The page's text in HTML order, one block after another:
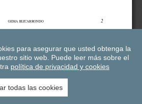
para asegurar que usted obtenga la
sitio web. Puede leer más sobre el
política de privacidad y cookies
todas las cookies